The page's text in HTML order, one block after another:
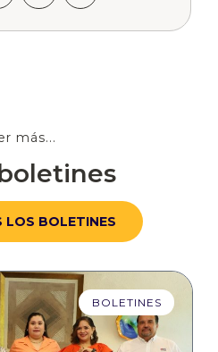
más...
LOS BOLETINES
BOLETINES